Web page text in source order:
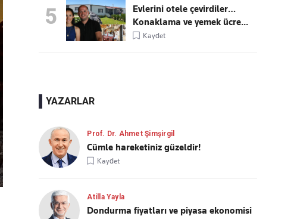
5
Evlerini otele çevirdiler…
Konaklama ve yemek ücre...
Kaydet
YAZARLAR
Prof. Dr. Ahmet Şimşirgil
Cümle hareketiniz güzeldir!
Kaydet
Atilla Yayla
Dondurma fiyatları ve piyasa ekonomisi